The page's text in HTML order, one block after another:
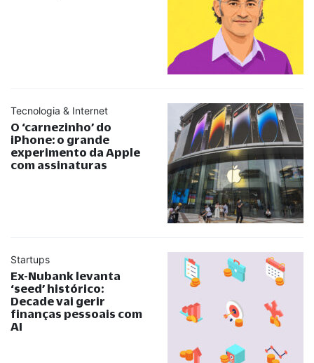
Tecnologia & Internet
O ‘carnezinho’ do
iPhone: o grande
experimento da Apple
com assinaturas
Startups
Ex-Nubank levanta
‘seed’ histórico:
Decade vai gerir
finanças pessoais com
AI